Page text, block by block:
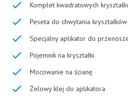
Komplet kwadratowych
Peseta do chwytania kryształków
Specjalny aplikator do
Pojemnik na kryształki
Mocowanie na ścianę
Żelowy klej do aplikatora